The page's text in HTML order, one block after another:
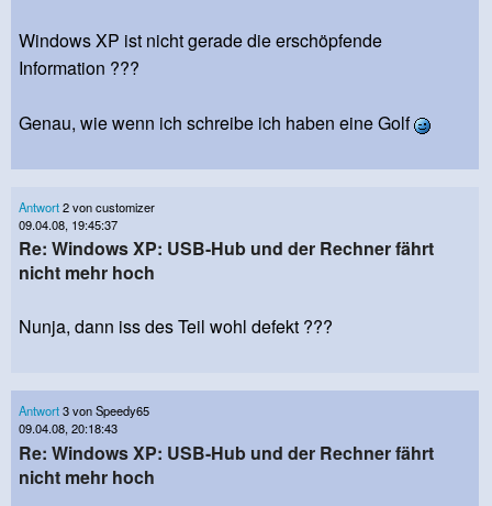
Windows XP ist nicht gerade die erschöpfende
Information ???
Genau, wie wenn ich schreibe ich haben eine Golf
Antwort2 von customizer
09.04.08, 19:45:37
Re: Windows XP: USB-Hub und der Rechner fährt
nicht mehr hoch
Nunja, dann iss des Teil wohl defekt ???
Antwort3 von Speedy65
09.04.08, 20:18:43
Re: Windows XP: USB-Hub und der Rechner fährt
nicht mehr hoch